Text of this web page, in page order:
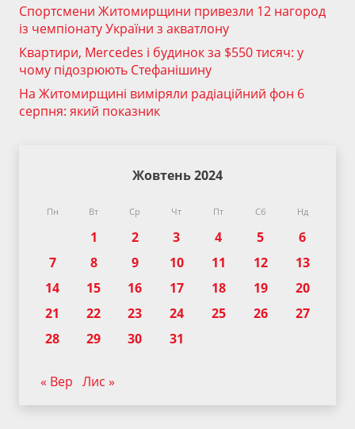
Спортсмени Житомирщини привезли 12 нагород
із чемпіонату України з акватлону
Квартири, Mercedes і будинок за $550 тисяч: у
чому підозрюють Стефанішину
На Житомирщині виміряли радіаційний фон 6
серпня: який показник
Жовтень 2024
Пн Вт Ср Чт Пт Сб Нд
1 2 3 4 5
6
7
8 9 10 11 12
13
14
15 16 17 18 19
20
21
22 23 24 25 26
27
28
29 30 31
« Вер Лис »